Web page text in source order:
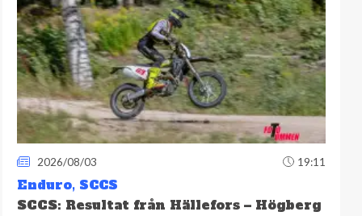
2026/08/03 19:11
Enduro, SCCS
SCCS: Resultat från Hällefors – Högberg